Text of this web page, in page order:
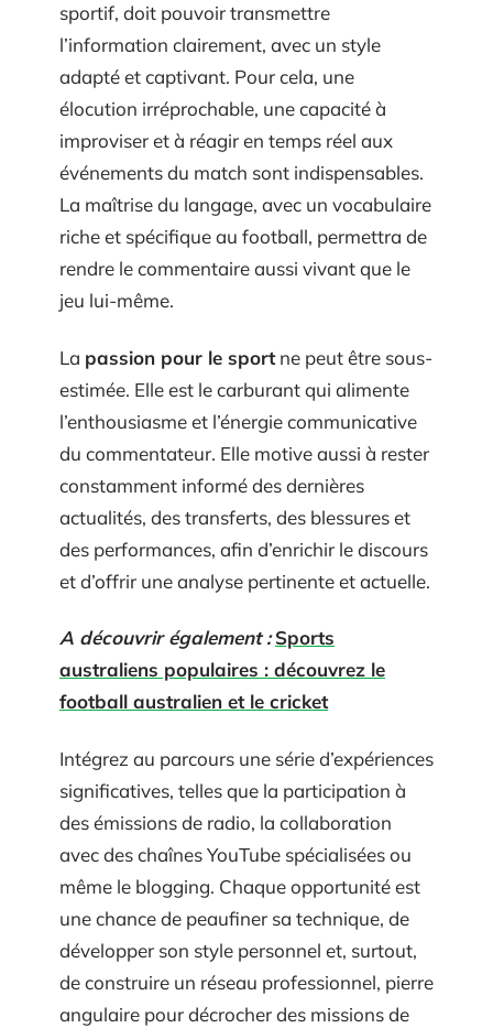
sportif, doit pouvoir transmettre
l’information clairement, avec un style
adapté et captivant. Pour cela, une
élocution irréprochable, une capacité à
improviser et à réagir en temps réel aux
événements du match sont indispensables.
La maîtrise du langage, avec un vocabulaire
riche et spécifique au football, permettra de
rendre le commentaire aussi vivant que le
jeu lui-même.
La passion pour le sportne peut être sous-
estimée. Elle est le carburant qui alimente
l’enthousiasme et l’énergie communicative
du commentateur. Elle motive aussi à rester
constamment informé des dernières
actualités, des transferts, des blessures et
des performances, afin d’enrichir le discours
et d’offrir une analyse pertinente et actuelle.
A découvrir également : Sports
australiens populaires : découvrez le
football australien et le cricket
Intégrez au parcours une série d’expériences
significatives, telles que la participation à
des émissions de radio, la collaboration
avec des chaînes YouTube spécialisées ou
même le blogging. Chaque opportunité est
une chance de peaufiner sa technique, de
développer son style personnel et, surtout,
de construire un réseau professionnel, pierre
angulaire pour décrocher des missions de